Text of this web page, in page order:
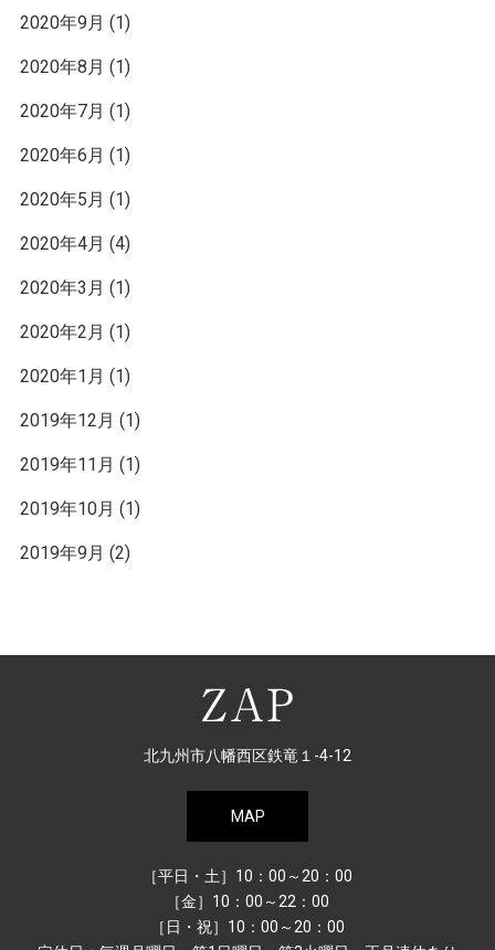
2020年9月 (1)
2020年8月 (1)
2020年7月 (1)
2020年6月 (1)
2020年5月 (1)
2020年4月 (4)
2020年3月 (1)
2020年2月 (1)
2020年1月 (1)
2019年12月 (1)
2019年11月 (1)
2019年10月 (1)
2019年9月 (2)
北九州市八幡西区鉄竜１-4-12
MAP
［平日・土］10：00～20：00
［金］10：00～22：00
［日・祝］10：00～20：00